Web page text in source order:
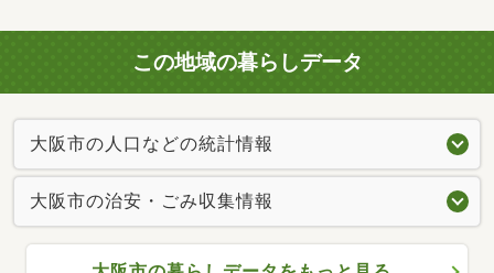
この地域の暮らしデータ
大阪市の人口などの統計情報
大阪市の治安・ごみ収集情報